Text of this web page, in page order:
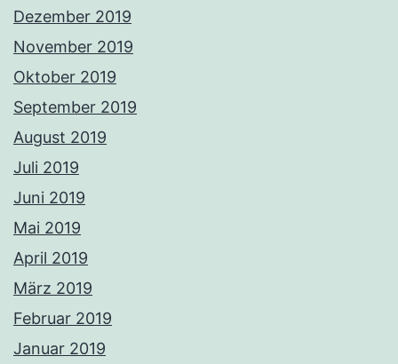
Dezember 2019
November 2019
Oktober 2019
September 2019
August 2019
Juli 2019
Juni 2019
Mai 2019
April 2019
März 2019
Februar 2019
Januar 2019